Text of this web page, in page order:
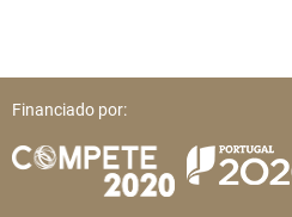
Financiado por: